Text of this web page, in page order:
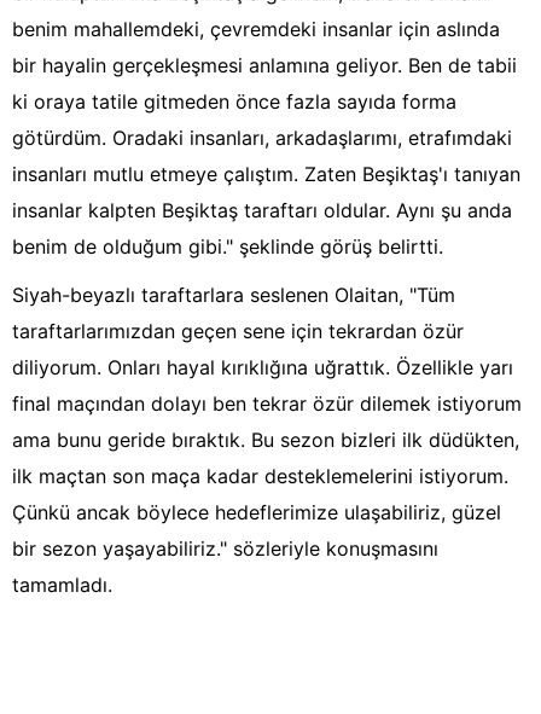
benim mahallemdeki, çevremdeki insanlar için aslında
bir hayalin gerçekleşmesi anlamına geliyor. Ben de tabii
ki oraya tatile gitmeden önce fazla sayıda forma
götürdüm. Oradaki insanları, arkadaşlarımı, etrafımdaki
insanları mutlu etmeye çalıştım. Zaten Beşiktaş'ı tanıyan
insanlar kalpten Beşiktaş taraftarı oldular. Aynı şu anda
benim de olduğum gibi." şeklinde görüş belirtti.
Siyah-beyazlı taraftarlara seslenen Olaitan, "Tüm
taraftarlarımızdan geçen sene için tekrardan özür
diliyorum. Onları hayal kırıklığına uğrattık. Özellikle yarı
final maçından dolayı ben tekrar özür dilemek istiyorum
ama bunu geride bıraktık. Bu sezon bizleri ilk düdükten,
ilk maçtan son maça kadar desteklemelerini istiyorum.
Çünkü ancak böylece hedeflerimize ulaşabiliriz, güzel
bir sezon yaşayabiliriz." sözleriyle konuşmasını
tamamladı.